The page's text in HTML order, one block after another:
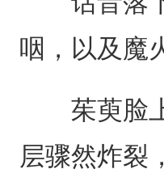
咽，以及魔
茱萸脸上
层骤然炸裂